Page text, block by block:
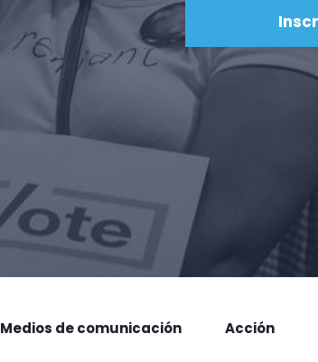
Medios de comunicación Acción